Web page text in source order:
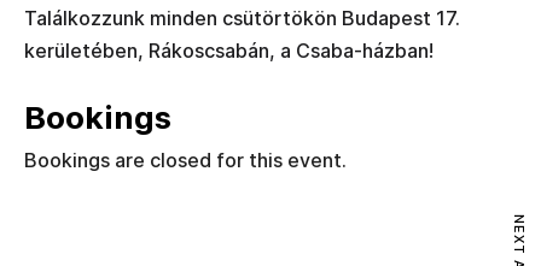
Találkozzunk minden csütörtökön Budapest 17.
kerületében, Rákoscsabán, a Csaba-házban!
Bookings
Bookings are closed for this event.